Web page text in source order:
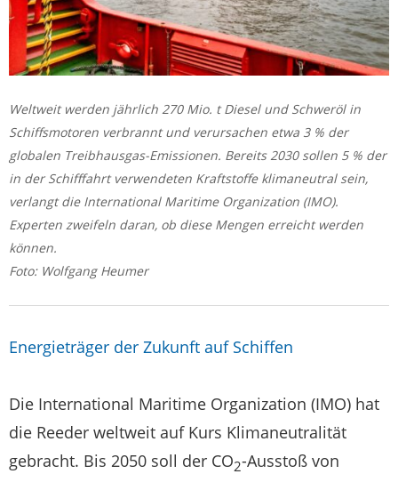
Weltweit werden jährlich 270 Mio. t Diesel und Schweröl in
Schiffsmotoren verbrannt und verursachen etwa 3 % der
globalen Treibhausgas-Emissionen. Bereits 2030 sollen 5 % der
in der Schifffahrt verwendeten Kraftstoffe klimaneutral sein,
verlangt die International Maritime Organization (IMO).
Experten zweifeln daran, ob diese Mengen erreicht werden
können.
Foto: Wolfgang Heumer
Energieträger der Zukunft auf Schiffen
Die International Maritime Organization (IMO) hat
die Reeder weltweit auf Kurs Klimaneutralität
gebracht. Bis 2050 soll der CO2-Ausstoß von